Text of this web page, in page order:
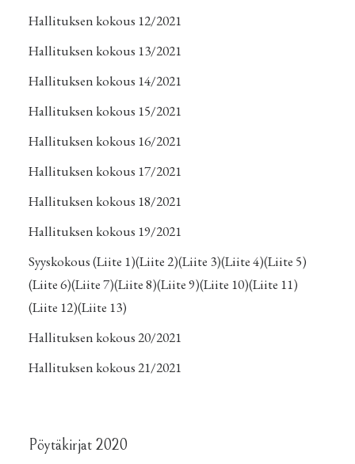
Hallituksen kokous 12/2021
Hallituksen kokous 13/2021
Hallituksen kokous 14/2021
Hallituksen kokous 15/2021
Hallituksen kokous 16/2021
Hallituksen kokous 17/2021
Hallituksen kokous 18/2021
Hallituksen kokous 19/2021
Syyskokous(Liite 1)(Liite 2)(Liite 3)(Liite 4)(Liite 5)
(Liite 6)(Liite 7)(Liite 8)(Liite 9)(Liite 10)(Liite 11)
(Liite 12)(Liite 13)
Hallituksen kokous 20/2021
Hallituksen kokous 21/2021
Pöytäkirjat 2020